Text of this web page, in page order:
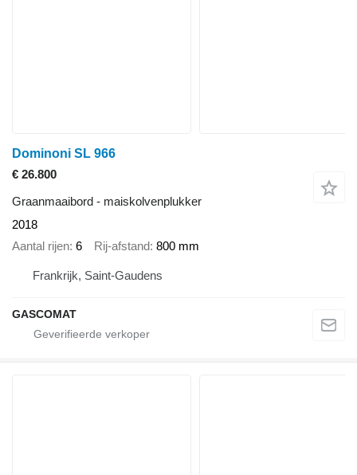
Dominoni SL 966
€ 26.800
Graanmaaibord - maiskolvenplukker
2018
Aantal rijen 6 Rij-afstand 800 mm
Frankrijk, Saint-Gaudens
GASCOMAT